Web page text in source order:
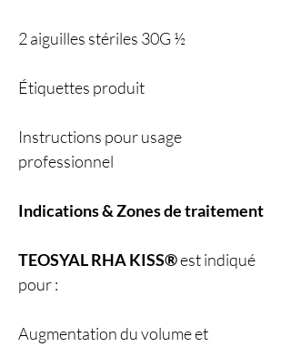
2 aiguilles stériles 30G ½
Étiquettes produit
Instructions pour usage
professionnel
Indications & Zones de traitement
TEOSYAL RHA KISS®est indiqué
pour :
Augmentation du volume et